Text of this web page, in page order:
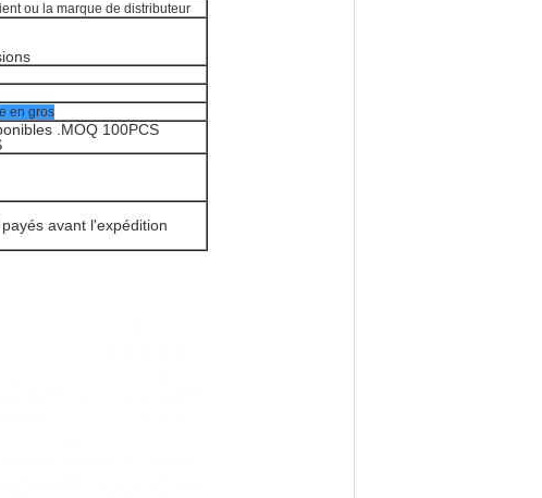
ou la marque de distributeur
en gros
.MOQ 100PCS
avant l'expédition